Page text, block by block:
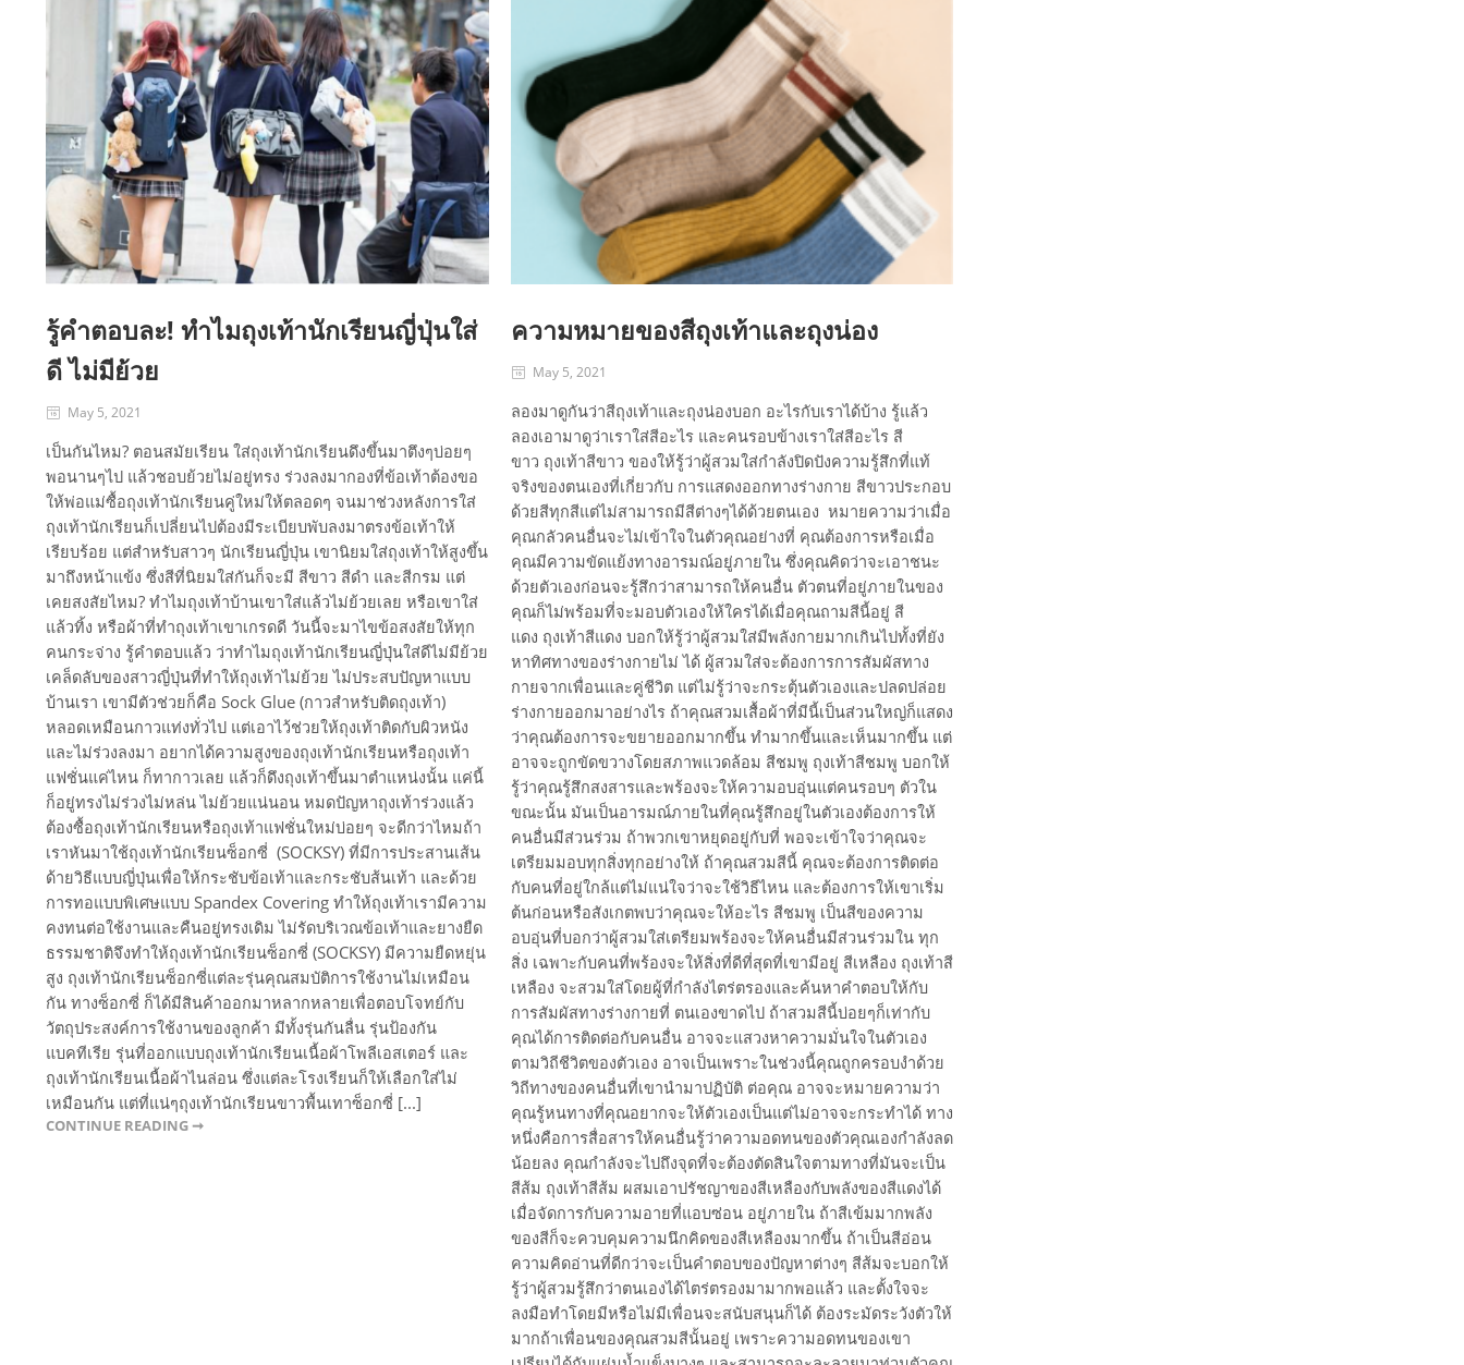
รู้คำตอบละ! ทำไมถุงเท้านักเรียนญี่ปุ่นใส่
ดี ไม่มีย้วย
May 5, 2021
เป็นกันไหม? ตอนสมัยเรียน ใส่ถุงเท้านักเรียนดึงขึ้นมาตึงๆบ่อยๆ
พอนานๆไป แล้วชอบย้วยไม่อยู่ทรง ร่วงลงมากองที่ข้อเท้าต้องขอ
ให้พ่อแม่ซื้อถุงเท้านักเรียนคู่ใหม่ให้ตลอดๆ จนมาช่วงหลังการใส่
ถุงเท้านักเรียนก็เปลี่ยนไปต้องมีระเบียบพับลงมาตรงข้อเท้าให้
เรียบร้อย แต่สำหรับสาวๆ นักเรียนญี่ปุ่น เขานิยมใส่ถุงเท้าให้สูงขึ้น
มาถึงหน้าแข้ง ซึ่งสีที่นิยมใส่กันก็จะมี สีขาว สีดำ และสีกรม แต่
เคยสงสัยไหม? ทำไมถุงเท้าบ้านเขาใส่แล้วไม่ย้วยเลย หรือเขาใส่
แล้วทิ้ง หรือผ้าที่ทำถุงเท้าเขาเกรดดี วันนี้จะมาไขข้อสงสัยให้ทุก
คนกระจ่าง รู้คำตอบแล้ว ว่าทำไมถุงเท้านักเรียนญี่ปุ่นใส่ดีไม่มีย้วย
เคล็ดลับของสาวญี่ปุ่นที่ทำให้ถุงเท้าไม่ย้วย ไม่ประสบปัญหาแบบ
บ้านเรา เขามีตัวช่วยก็คือ Sock Glue (กาวสำหรับติดถุงเท้า)
หลอดเหมือนกาวแท่งทั่วไป แต่เอาไว้ช่วยให้ถุงเท้าติดกับผิวหนัง
และไม่ร่วงลงมา อยากได้ความสูงของถุงเท้านักเรียนหรือถุงเท้า
แฟชั่นแค่ไหน ก็ทากาวเลย แล้วก็ดึงถุงเท้าขึ้นมาตำแหน่งนั้น แค่นี้
ก็อยู่ทรงไม่ร่วงไม่หล่น ไม่ย้วยแน่นอน หมดปัญหาถุงเท้าร่วงแล้ว
ต้องซื้อถุงเท้านักเรียนหรือถุงเท้าแฟชั่นใหม่บ่อยๆ จะดีกว่าไหมถ้า
เราหันมาใช้ถุงเท้านักเรียนซ็อกซี่ (SOCKSY) ที่มีการประสานเส้น
ด้ายวิธีแบบญี่ปุ่นเพื่อให้กระชับข้อเท้าและกระชับส้นเท้า และด้วย
การทอแบบพิเศษแบบ Spandex Covering ทำให้ถุงเท้าเรามีความ
คงทนต่อใช้งานและคืนอยู่ทรงเดิม ไม่รัดบริเวณข้อเท้าและยางยืด
ธรรมชาติจึงทำให้ถุงเท้านักเรียนซ็อกซี่ (SOCKSY) มีความยืดหยุ่น
สูง ถุงเท้านักเรียนซ็อกซี่แต่ละรุ่นคุณสมบัติการใช้งานไม่เหมือน
กัน ทางซ็อกซี่ ก็ได้มีสินค้าออกมาหลากหลายเพื่อตอบโจทย์กับ
วัตถุประสงค์การใช้งานของลูกค้า มีทั้งรุ่นกันลื่น รุ่นป้องกัน
แบคทีเรีย รุ่นที่ออกแบบถุงเท้านักเรียนเนื้อผ้าโพลีเอสเตอร์ และ
ถุงเท้านักเรียนเนื้อผ้าไนล่อน ซึ่งแต่ละโรงเรียนก็ให้เลือกใส่ไม่
เหมือนกัน แต่ที่แน่ๆถุงเท้านักเรียนขาวพื้นเทาซ็อกซี่ [...]
CONTINUE READING ➞
ความหมายของสีถุงเท้าและถุงน่อง
May 5, 2021
ลองมาดูกันว่าสีถุงเท้าและถุงน่องบอก อะไรกับเราได้บ้าง รู้แล้ว
ลองเอามาดูว่าเราใส่สีอะไร และคนรอบข้างเราใส่สีอะไร สี
ขาว ถุงเท้าสีขาว ของให้รู้ว่าผู้สวมใส่กำลังปิดปังความรู้สึกที่แท้
จริงของตนเองที่เกี่ยวกับ การแสดงออกทางร่างกาย สีขาวประกอบ
ด้วยสีทุกสีแต่ไม่สามารถมีสีต่างๆได้ด้วยตนเอง หมายความว่าเมื่อ
คุณกลัวคนอื่นจะไม่เข้าใจในตัวคุณอย่างที่ คุณต้องการหรือเมื่อ
คุณมีความขัดแย้งทางอารมณ์อยู่ภายใน ซึ่งคุณคิดว่าจะเอาชนะ
ด้วยตัวเองก่อนจะรู้สึกว่าสามารถให้คนอื่น ตัวตนที่อยู่ภายในของ
คุณก็ไม่พร้อมที่จะมอบตัวเองให้ใครได้เมื่อคุณถามสีนี้อยู่ สี
แดง ถุงเท้าสีแดง บอกให้รู้ว่าผู้สวมใส่มีพลังกายมากเกินไปทั้งที่ยัง
หาทิศทางของร่างกายไม่ ได้ ผู้สวมใส่จะต้องการการสัมผัสทาง
กายจากเพื่อนและคู่ชีวิต แต่ไม่รู้ว่าจะกระตุ้นตัวเองและปลดปล่อย
ร่างกายออกมาอย่างไร ถ้าคุณสวมเสื้อผ้าที่มีนี้เป็นส่วนใหญ่ก็แสดง
ว่าคุณต้องการจะขยายออกมากขึ้น ทำมากขึ้นและเห็นมากขึ้น แต่
อาจจะถูกขัดขวางโดยสภาพแวดล้อม สีชมพู ถุงเท้าสีชมพู บอกให้
รู้ว่าคุณรู้สึกสงสารและพร้องจะให้ความอบอุ่นแต่คนรอบๆ ตัวใน
ขณะนั้น มันเป็นอารมณ์ภายในที่คุณรู้สึกอยู่ในตัวเองต้องการให้
คนอื่นมีส่วนร่วม ถ้าพวกเขาหยุดอยู่กับที่ พอจะเข้าใจว่าคุณจะ
เตรียมมอบทุกสิ่งทุกอย่างให้ ถ้าคุณสวมสีนี้ คุณจะต้องการติดต่อ
กับคนที่อยู่ใกล้แต่ไม่แน่ใจว่าจะใช้วิธีไหน และต้องการให้เขาเริ่ม
ต้นก่อนหรือสังเกตพบว่าคุณจะให้อะไร สีชมพู เป็นสีของความ
อบอุ่นที่บอกว่าผู้สวมใส่เตรียมพร้องจะให้คนอื่นมีส่วนร่วมใน ทุก
สิ่ง เฉพาะกับคนที่พร้องจะให้สิ่งที่ดีที่สุดที่เขามีอยู่ สีเหลือง ถุงเท้าสี
เหลือง จะสวมใส่โดยผู้ที่กำลังไตร่ตรองและค้นหาคำตอบให้กับ
การสัมผัสทางร่างกายที่ ตนเองขาดไป ถ้าสวมสีนี้บ่อยๆก็เท่ากับ
คุณได้การติดต่อกับคนอื่น อาจจะแสวงหาความมั่นใจในตัวเอง
ตามวิถีชีวิตของตัวเอง อาจเป็นเพราะในช่วงนี้คุณถูกครอบงำด้วย
วิถีทางของคนอื่นที่เขานำมาปฏิบัติ ต่อคุณ อาจจะหมายความว่า
คุณรู้หนทางที่คุณอยากจะให้ตัวเองเป็นแต่ไม่อาจจะกระทำได้ ทาง
หนึ่งคือการสื่อสารให้คนอื่นรู้ว่าความอดทนของตัวคุณเองกำลังลด
น้อยลง คุณกำลังจะไปถึงจุดที่จะต้องตัดสินใจตามทางที่มันจะเป็น
สีส้ม ถุงเท้าสีส้ม ผสมเอาปรัชญาของสีเหลืองกับพลังของสีแดงได้
เมื่อจัดการกับความอายที่แอบซ่อน อยู่ภายใน ถ้าสีเข้มมากพลัง
ของสีก็จะควบคุมความนึกคิดของสีเหลืองมากขึ้น ถ้าเป็นสีอ่อน
ความคิดอ่านที่ดีกว่าจะเป็นคำตอบของปัญหาต่างๆ สีส้มจะบอกให้
รู้ว่าผู้สวมรู้สึกว่าตนเองได้ไตร่ตรองมามากพอแล้ว และตั้งใจจะ
ลงมือทำโดยมีหรือไม่มีเพื่อนจะสนับสนุนก็ได้ ต้องระมัดระวังตัวให้
มากถ้าเพื่อนของคุณสวมสีนั้นอยู่ เพราะความอดทนของเขา